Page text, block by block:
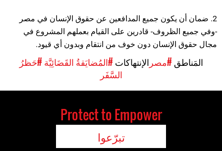
2. ضمان أن يكون جميع المدافعين عن حقوق الإنسان في مصر
-وفي جميع الظروف- قادرين على القيام بعملهم المشروع في
مجال حقوق الإنسان دون خوف من انتقام وبدون أي قيود.
المَناطق #مصر الإنتهاكات #المُضايَقةُ القَضَائِيَّة #حَظرُ
السَّفَر
Protect to Empower
تبرّعوا